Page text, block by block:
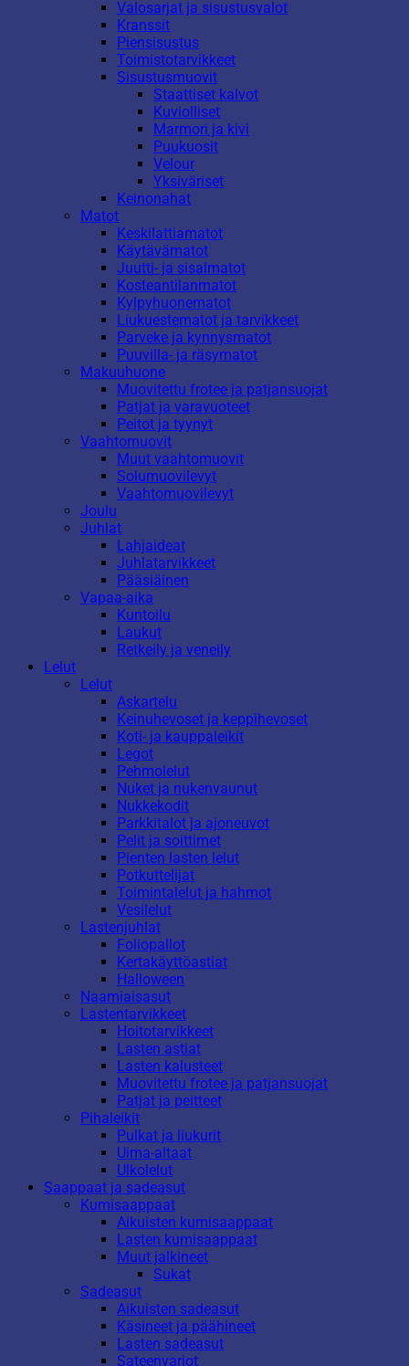
Valosarjat ja sisustusvalot
Kranssit
Piensisustus
Toimistotarvikkeet
Sisustusmuovit
Staattiset kalvot
Kuviolliset
Marmori ja kivi
Puukuosit
Velour
Yksiväriset
Keinonahat
Matot
Keskilattiamatot
Käytävämatot
Juutti- ja sisalmatot
Kosteantilanmatot
Kylpyhuonematot
Liukuestematot ja tarvikkeet
Parveke ja kynnysmatot
Puuvilla- ja räsymatot
Makuuhuone
Muovitettu frotee ja patjansuojat
Patjat ja varavuoteet
Peitot ja tyynyt
Vaahtomuovit
Muut vaahtomuovit
Solumuovilevyt
Vaahtomuovilevyt
Joulu
Juhlat
Lahjaideat
Juhlatarvikkeet
Pääsiäinen
Vapaa-aika
Kuntoilu
Laukut
Retkeily ja veneily
Lelut
Lelut
Askartelu
Keinuhevoset ja keppihevoset
Koti- ja kauppaleikit
Legot
Pehmolelut
Nuket ja nukenvaunut
Nukkekodit
Parkkitalot ja ajoneuvot
Pelit ja soittimet
Pienten lasten lelut
Potkuttelijat
Toimintalelut ja hahmot
Vesilelut
Lastenjuhlat
Foliopallot
Kertakäyttöastiat
Halloween
Naamiaisasut
Lastentarvikkeet
Hoitotarvikkeet
Lasten astiat
Lasten kalusteet
Muovitettu frotee ja patjansuojat
Patjat ja peitteet
Pihaleikit
Pulkat ja liukurit
Uima-altaat
Ulkolelut
Saappaat ja sadeasut
Kumisaappaat
Aikuisten kumisaappaat
Lasten kumisaappaat
Muut jalkineet
Sukat
Sadeasut
Aikuisten sadeasut
Käsineet ja päähineet
Lasten sadeasut
Sateenvarjot